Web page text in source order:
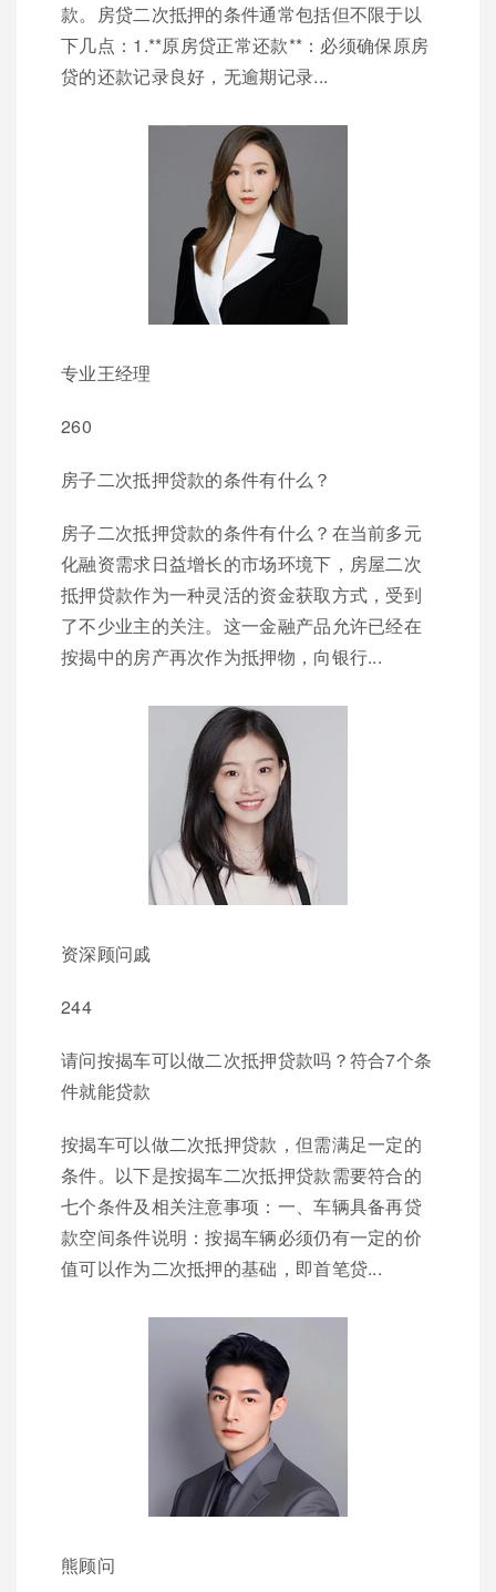
款。房贷二次抵押的条件通常包括但不限于以
下几点：1.**原房贷正常还款**：必须确保原房
贷的还款记录良好，无逾期记录...
专业王经理
260
房子二次抵押贷款的条件有什么？
房子二次抵押贷款的条件有什么？在当前多元
化融资需求日益增长的市场环境下，房屋二次
抵押贷款作为一种灵活的资金获取方式，受到
了不少业主的关注。这一金融产品允许已经在
按揭中的房产再次作为抵押物，向银行...
资深顾问戚
244
请问按揭车可以做二次抵押贷款吗？符合7个条
件就能贷款
按揭车可以做二次抵押贷款，但需满足一定的
条件。以下是按揭车二次抵押贷款需要符合的
七个条件及相关注意事项：一、车辆具备再贷
款空间条件说明：按揭车辆必须仍有一定的价
值可以作为二次抵押的基础，即首笔贷...
熊顾问